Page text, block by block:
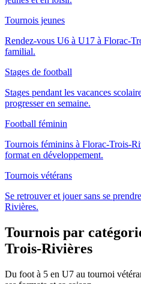
Tournois jeunes
Rendez-vous U6 à U17 à Florac-
familial.
Stages de football
Stages pendant les vacances
progresser en semaine.
Football féminin
Tournois féminins à Florac-Trois-
format en développement.
Tournois vétérans
Se retrouver et jouer sans se
Rivières.
Tournois par
Trois-Rivières
Du foot à 5 en U7 au tournoi